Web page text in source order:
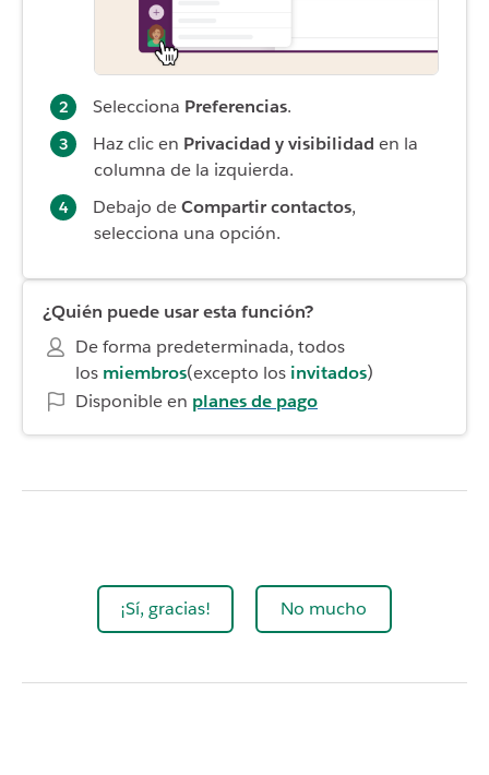
Selecciona Preferencias.
Haz clic en Privacidad y visibilidad en la
columna de la izquierda.
Debajo deCompartir contactos,
selecciona una opción.
¿Quién puede usar esta función?
De forma predeterminada, todos
los miembros(excepto los invitados)
Disponible en planes de pago
¡Sí, gracias! No mucho